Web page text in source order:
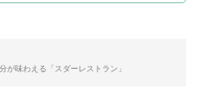
が味わえる「スダーレストラン」